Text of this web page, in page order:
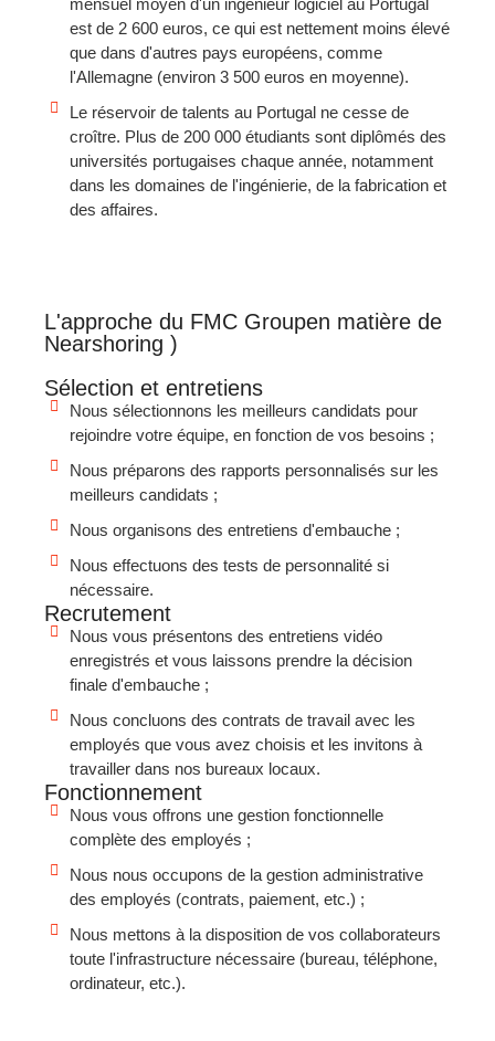
est de 2 600 euros, ce qui est nettement moins élevé
que dans d'autres pays européens, comme
l'Allemagne (environ 3 500 euros en moyenne).
Le réservoir de talents au Portugal ne cesse de
croître. Plus de 200 000 étudiants sont diplômés des
universités portugaises chaque année, notamment
dans les domaines de l'ingénierie, de la fabrication et
des affaires.
L'approche du FMC Groupen matière de
Nearshoring )
Sélection et entretiens
Nous sélectionnons les meilleurs candidats pour
rejoindre votre équipe, en fonction de vos besoins ;
Nous préparons des rapports personnalisés sur les
meilleurs candidats ;
Nous organisons des entretiens d'embauche ;
Nous effectuons des tests de personnalité si
nécessaire.
Recrutement
Nous vous présentons des entretiens vidéo
enregistrés et vous laissons prendre la décision
finale d'embauche ;
Nous concluons des contrats de travail avec les
employés que vous avez choisis et les invitons à
travailler dans nos bureaux locaux.
Fonctionnement
Nous vous offrons une gestion fonctionnelle
complète des employés ;
Nous nous occupons de la gestion administrative
des employés (contrats, paiement, etc.) ;
Nous mettons à la disposition de vos collaborateurs
toute l'infrastructure nécessaire (bureau, téléphone,
ordinateur, etc.).